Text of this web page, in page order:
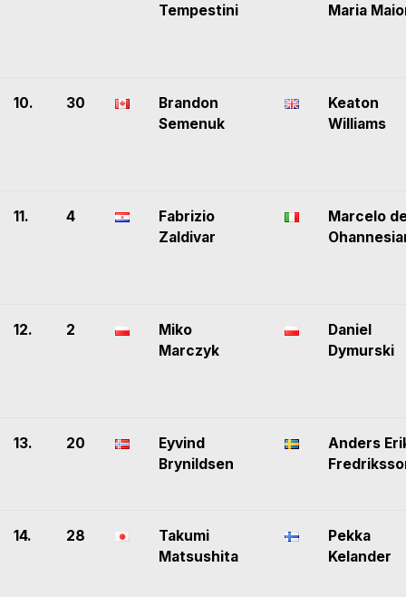
Tempestini
Maria
10. 30
Brandon
Semenuk
Keaton
Williams
11. 4
Fabrizio
Zaldivar
Marcelo
12. 2
Miko
Marczyk
Daniel
Dymurski
13. 20
Eyvind
Brynildsen
Anders
14. 28
Takumi
Matsushita
Pekka
Kelander